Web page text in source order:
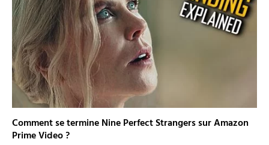
Comment se termine Nine Perfect Strangers sur Amazon
Prime Video ?